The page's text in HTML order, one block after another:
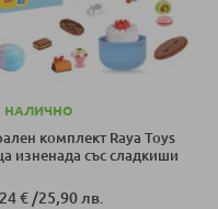
НАЛИЧНО
комплект Raya Toys
изненада със сладкиши
€/25,90 лв.